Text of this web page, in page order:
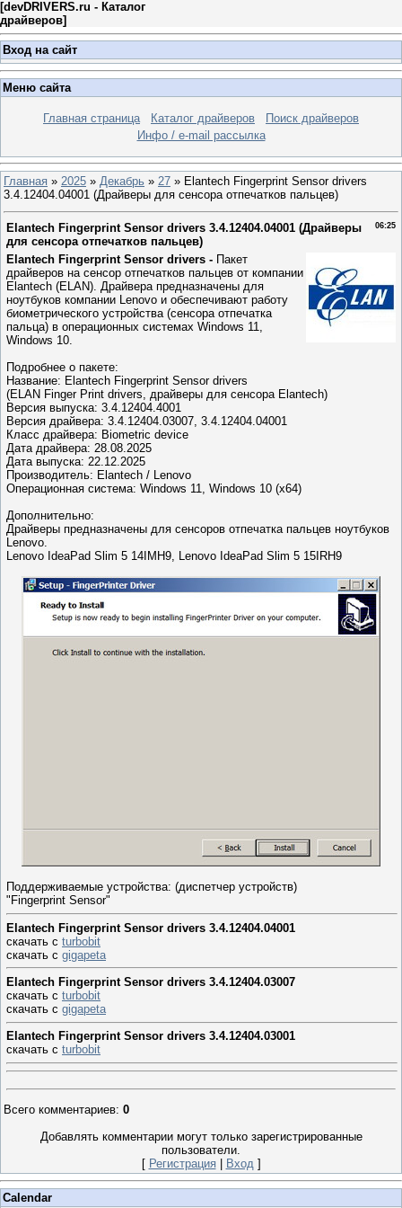
[devDRIVERS.ru - Каталог
драйверов]
Вход на сайт
Меню сайта
Главная страница Каталог драйверов
Поиск драйверов
Инфо / e-mail рассылка
Главная » 2025 » Декабрь » 27 » Elantech Fingerprint Sensor drivers
3.4.12404.04001 (Драйверы для сенсора отпечатков пальцев)
06:25
Elantech Fingerprint Sensor drivers 3.4.12404.04001 (Драйверы
для сенсора отпечатков пальцев)
Elantech Fingerprint Sensor drivers - Пакет
драйверов на сенсор отпечатков пальцев от компании
Elantech (ELAN). Драйвера предназначены для
ноутбуков компании Lenovo и обеспечивают работу
биометрического устройства (сенсора отпечатка
пальца) в операционных системах Windows 11,
Windows 10.
Подробнее о пакете:
Название: Elantech Fingerprint Sensor drivers
(ELAN Finger Print drivers, драйверы для сенсора Elantech)
Версия выпуска: 3.4.12404.4001
Версия драйвера: 3.4.12404.03007, 3.4.12404.04001
Класс драйвера: Biometric device
Дата драйвера: 28.08.2025
Дата выпуска: 22.12.2025
Производитель: Elantech / Lenovo
Операционная система: Windows 11, Windows 10 (x64)
Дополнительно:
Драйверы предназначены для сенсоров отпечатка пальцев ноутбуков
Lenovo.
Lenovo IdeaPad Slim 5 14IMH9, Lenovo IdeaPad Slim 5 15IRH9
Поддерживаемые устройства: (диспетчер устройств)
"Fingerprint Sensor"
Elantech Fingerprint Sensor drivers 3.4.12404.04001
скачать с turbobit
скачать с gigapeta
Elantech Fingerprint Sensor drivers 3.4.12404.03007
скачать с turbobit
скачать с gigapeta
Elantech Fingerprint Sensor drivers 3.4.12404.03001
скачать с turbobit
Всего комментариев: 0
Добавлять комментарии могут только зарегистрированные
пользователи.
[ Регистрация| Вход]
Calendar